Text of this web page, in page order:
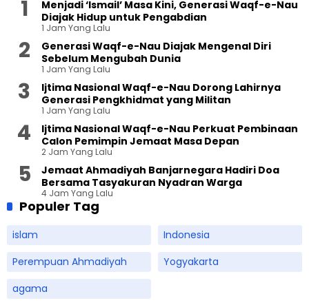
Menjadi ‘Ismail’ Masa Kini, Generasi Waqf-e-Nau
Diajak Hidup untuk Pengabdian
1 Jam Yang Lalu
Generasi Waqf-e-Nau Diajak Mengenal Diri
Sebelum Mengubah Dunia
1 Jam Yang Lalu
Ijtima Nasional Waqf-e-Nau Dorong Lahirnya
Generasi Pengkhidmat yang Militan
1 Jam Yang Lalu
Ijtima Nasional Waqf-e-Nau Perkuat Pembinaan
Calon Pemimpin Jemaat Masa Depan
2 Jam Yang Lalu
Jemaat Ahmadiyah Banjarnegara Hadiri Doa
Bersama Tasyakuran Nyadran Warga
4 Jam Yang Lalu
Populer Tag
islam
Indonesia
Perempuan Ahmadiyah
Yogyakarta
agama